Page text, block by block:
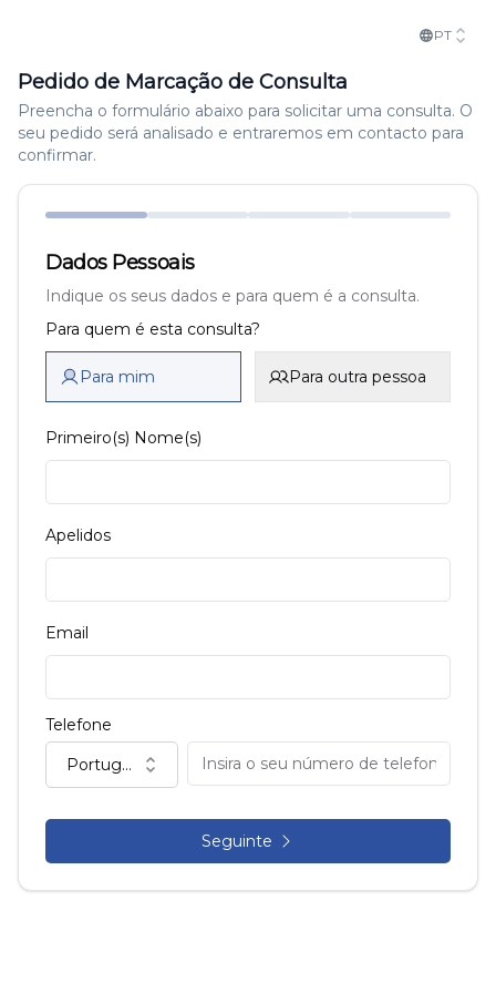
PT
Pedido de Marcação de Consulta
Preencha o formulário abaixo para solicitar uma consulta. O
seu pedido será analisado e entraremos em contacto para
confirmar.
Dados Pessoais
Indique os seus dados e para quem é a consulta.
Para quem é esta consulta?
Para mim Para outra pessoa
Primeiro(s) Nome(s)
Apelidos
Email
Telefone
Portugal (+351)
Seguinte